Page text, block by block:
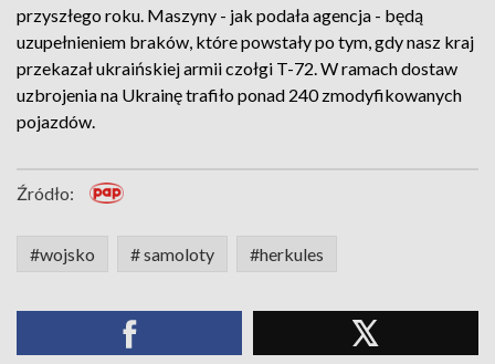
przyszłego roku. Maszyny - jak podała agencja - będą
uzupełnieniem braków, które powstały po tym, gdy nasz kraj
przekazał ukraińskiej armii czołgi T-72. W ramach dostaw
uzbrojenia na Ukrainę trafiło ponad 240 zmodyfikowanych
pojazdów.
Źródło:
#wojsko # samoloty #herkules